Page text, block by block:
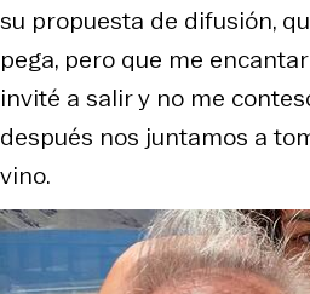
su propuesta de difusión,
pega, pero que me
invité a salir y no me
después nos juntamos a
vino.